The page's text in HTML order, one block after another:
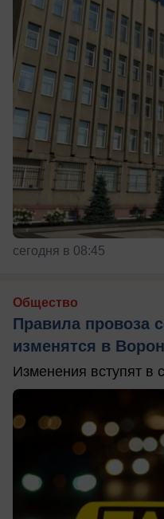
сегодня в 08:45
Общество
Правила провоза
изменятся в
Изменения вступят в